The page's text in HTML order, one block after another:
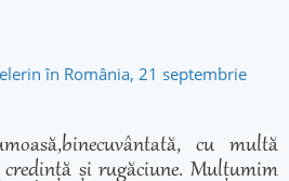
în România, 21 septembrie
cu multă
și rugăciune. Mulțumim